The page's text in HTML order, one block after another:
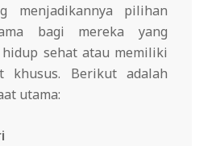
menjadikannya pilihan
bagi mereka yang
sehat atau memiliki
khusus. Berikut adalah
utama: